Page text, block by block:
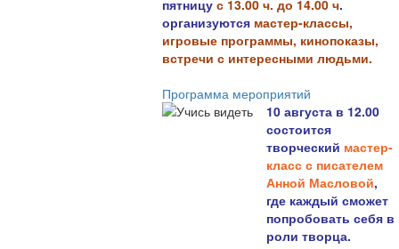
пятницу с 13.00 ч. до 14.00 ч.
организуются мастер-классы,
игровые программы, кинопоказы,
встречи с интересными людьми.
Программа мероприятий
10 августа в 12.00
состоится
творческий мастер-
класс с писателем
Анной Масловой,
где каждый сможет
попробовать себя в
роли творца.